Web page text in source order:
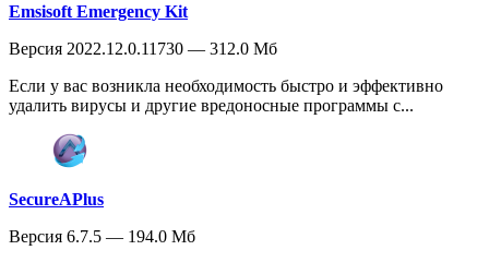
Emsisoft Emergency Kit
Версия 2022.12.0.11730 — 312.0 Мб
Если у вас возникла необходимость быстро и эффективно
удалить вирусы и другие вредоносные программы с...
SecureAPlus
Версия 6.7.5 — 194.0 Мб